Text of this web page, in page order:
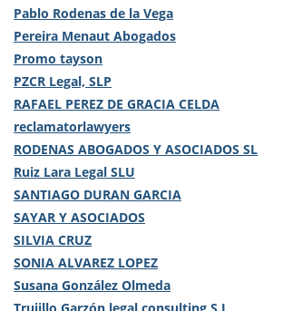
Pablo Rodenas de la Vega
Pereira Menaut Abogados
Promo tayson
PZCR Legal, SLP
RAFAEL PEREZ DE GRACIA CELDA
reclamatorlawyers
RODENAS ABOGADOS Y ASOCIADOS SL
Ruiz Lara Legal SLU
SANTIAGO DURAN GARCIA
SAYAR Y ASOCIADOS
SILVIA CRUZ
SONIA ALVAREZ LOPEZ
Susana González Olmeda